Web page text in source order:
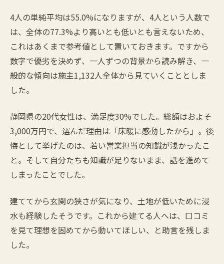
4人の単純平均は55.0%になりますが、4人という人数で
は、全体の77.3%より高いとも低いとも言えないため、
これはあくまで参考値として置いておきます。ですから
数字で優劣を決めず、一人ずつの背景から読み解き、一
般的な傾向は施主1,132人全体から見ていくこととしま
した。
静岡県の20代女性は、満足度30%でした。総額はおよそ
3,000万円で、選んだ理由は「床暖に感動したから」。後
悔として挙げたのは、若い営業担当の知識が浅かったこ
と。そして自分たちも知識が足りないまま、話を進めて
しまったことでした。
建ててから玄関の狭さが気になり、土地が低いために浸
水も経験したそうです。これから建てる人へは、口コミ
を見て理想を固めてから動いてほしい、と助言を残しま
した。